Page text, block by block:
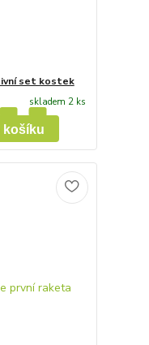
set kostek
skladem 2 ks
košíku